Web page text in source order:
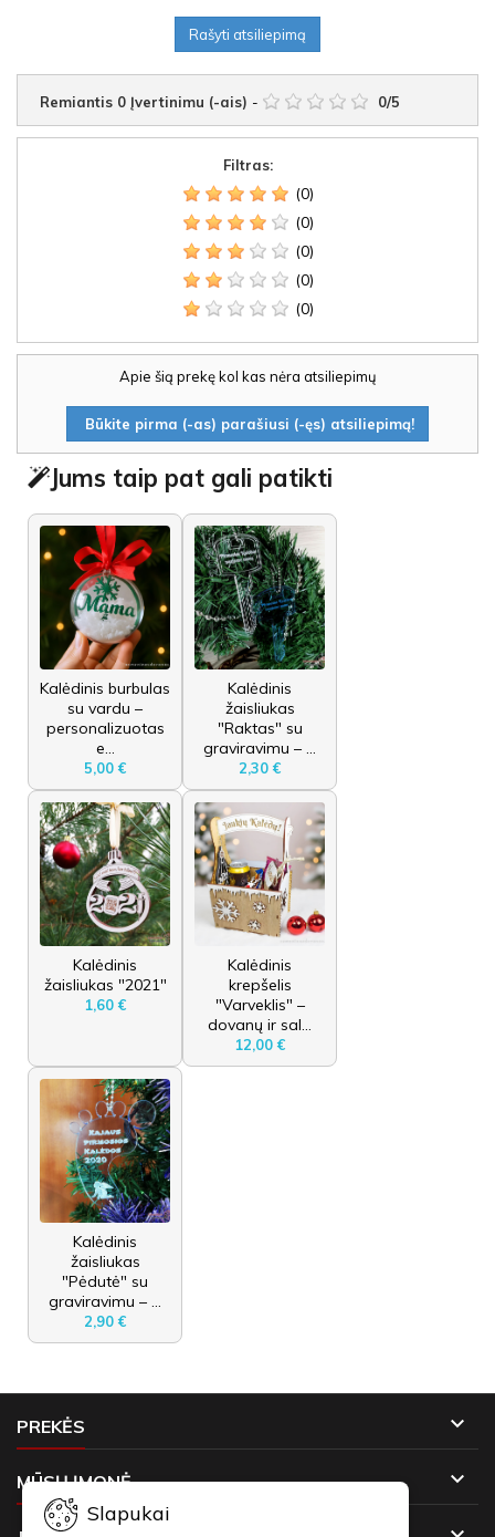
Rašyti atsiliepimą
Remiantis 0 Įvertinimu (-ais) - 0/5
Filtras:
(0)
(0)
(0)
(0)
(0)
Apie šią prekę kol kas nėra atsiliepimų
Būkite pirma (-as) parašiusi (-ęs) atsiliepimą!
Jums taip pat gali patikti
Kalėdinis burbulas
su vardu –
personalizuotas
e...
5,00 €
Kalėdinis
žaisliukas
"Raktas" su
graviravimu – ...
2,30 €
Kalėdinis
žaisliukas "2021"
1,60 €
Kalėdinis
krepšelis
"Varveklis" –
dovanų ir sal...
12,00 €
Kalėdinis
žaisliukas
"Pėdutė" su
graviravimu – ...
2,90 €
PREKĖS 
MŪSŲ ĮMONĖ 
Slapukai